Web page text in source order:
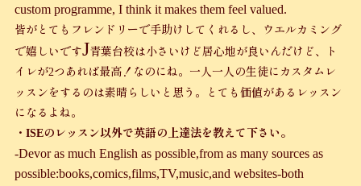
custom programme, I think it makes them feel valued.
皆がとてもフレンドリーで手助けしてくれるし、ウエルカミング
で嬉しいですJ青葉台校は小さいけど居心地が良いんだけど、ト
イレが2つあれば最高！なのにね。一人一人の生徒にカスタムレ
ッスンをするのは素晴らしいと思う。とても価値があるレッスン
になるよね。
・ ISEのレッスン以外で英語の上達法を教えて下さい。
-Devor as much English as possible,from as many sources as
possible:books,comics,films,TV,music,and websites-both